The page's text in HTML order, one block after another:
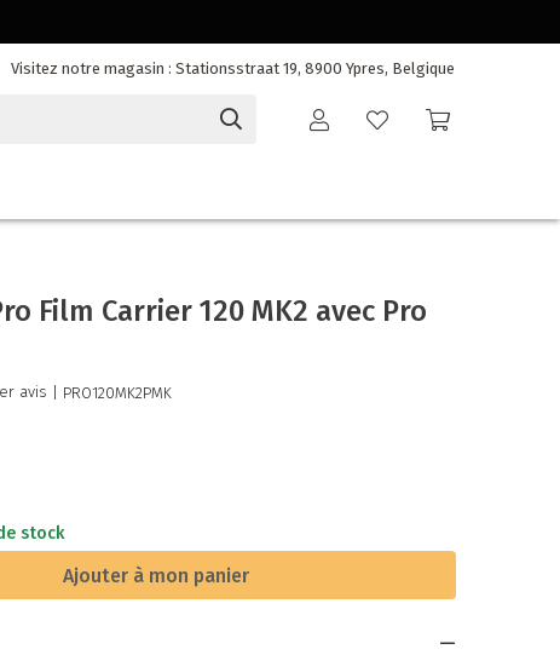
Visitez notre magasin : Stationsstraat 19, 8900 Ypres, Belgique
Film Carrier 120 MK2 avec Pro
avis | PRO120MK2PMK
stock
Ajouter à mon panier